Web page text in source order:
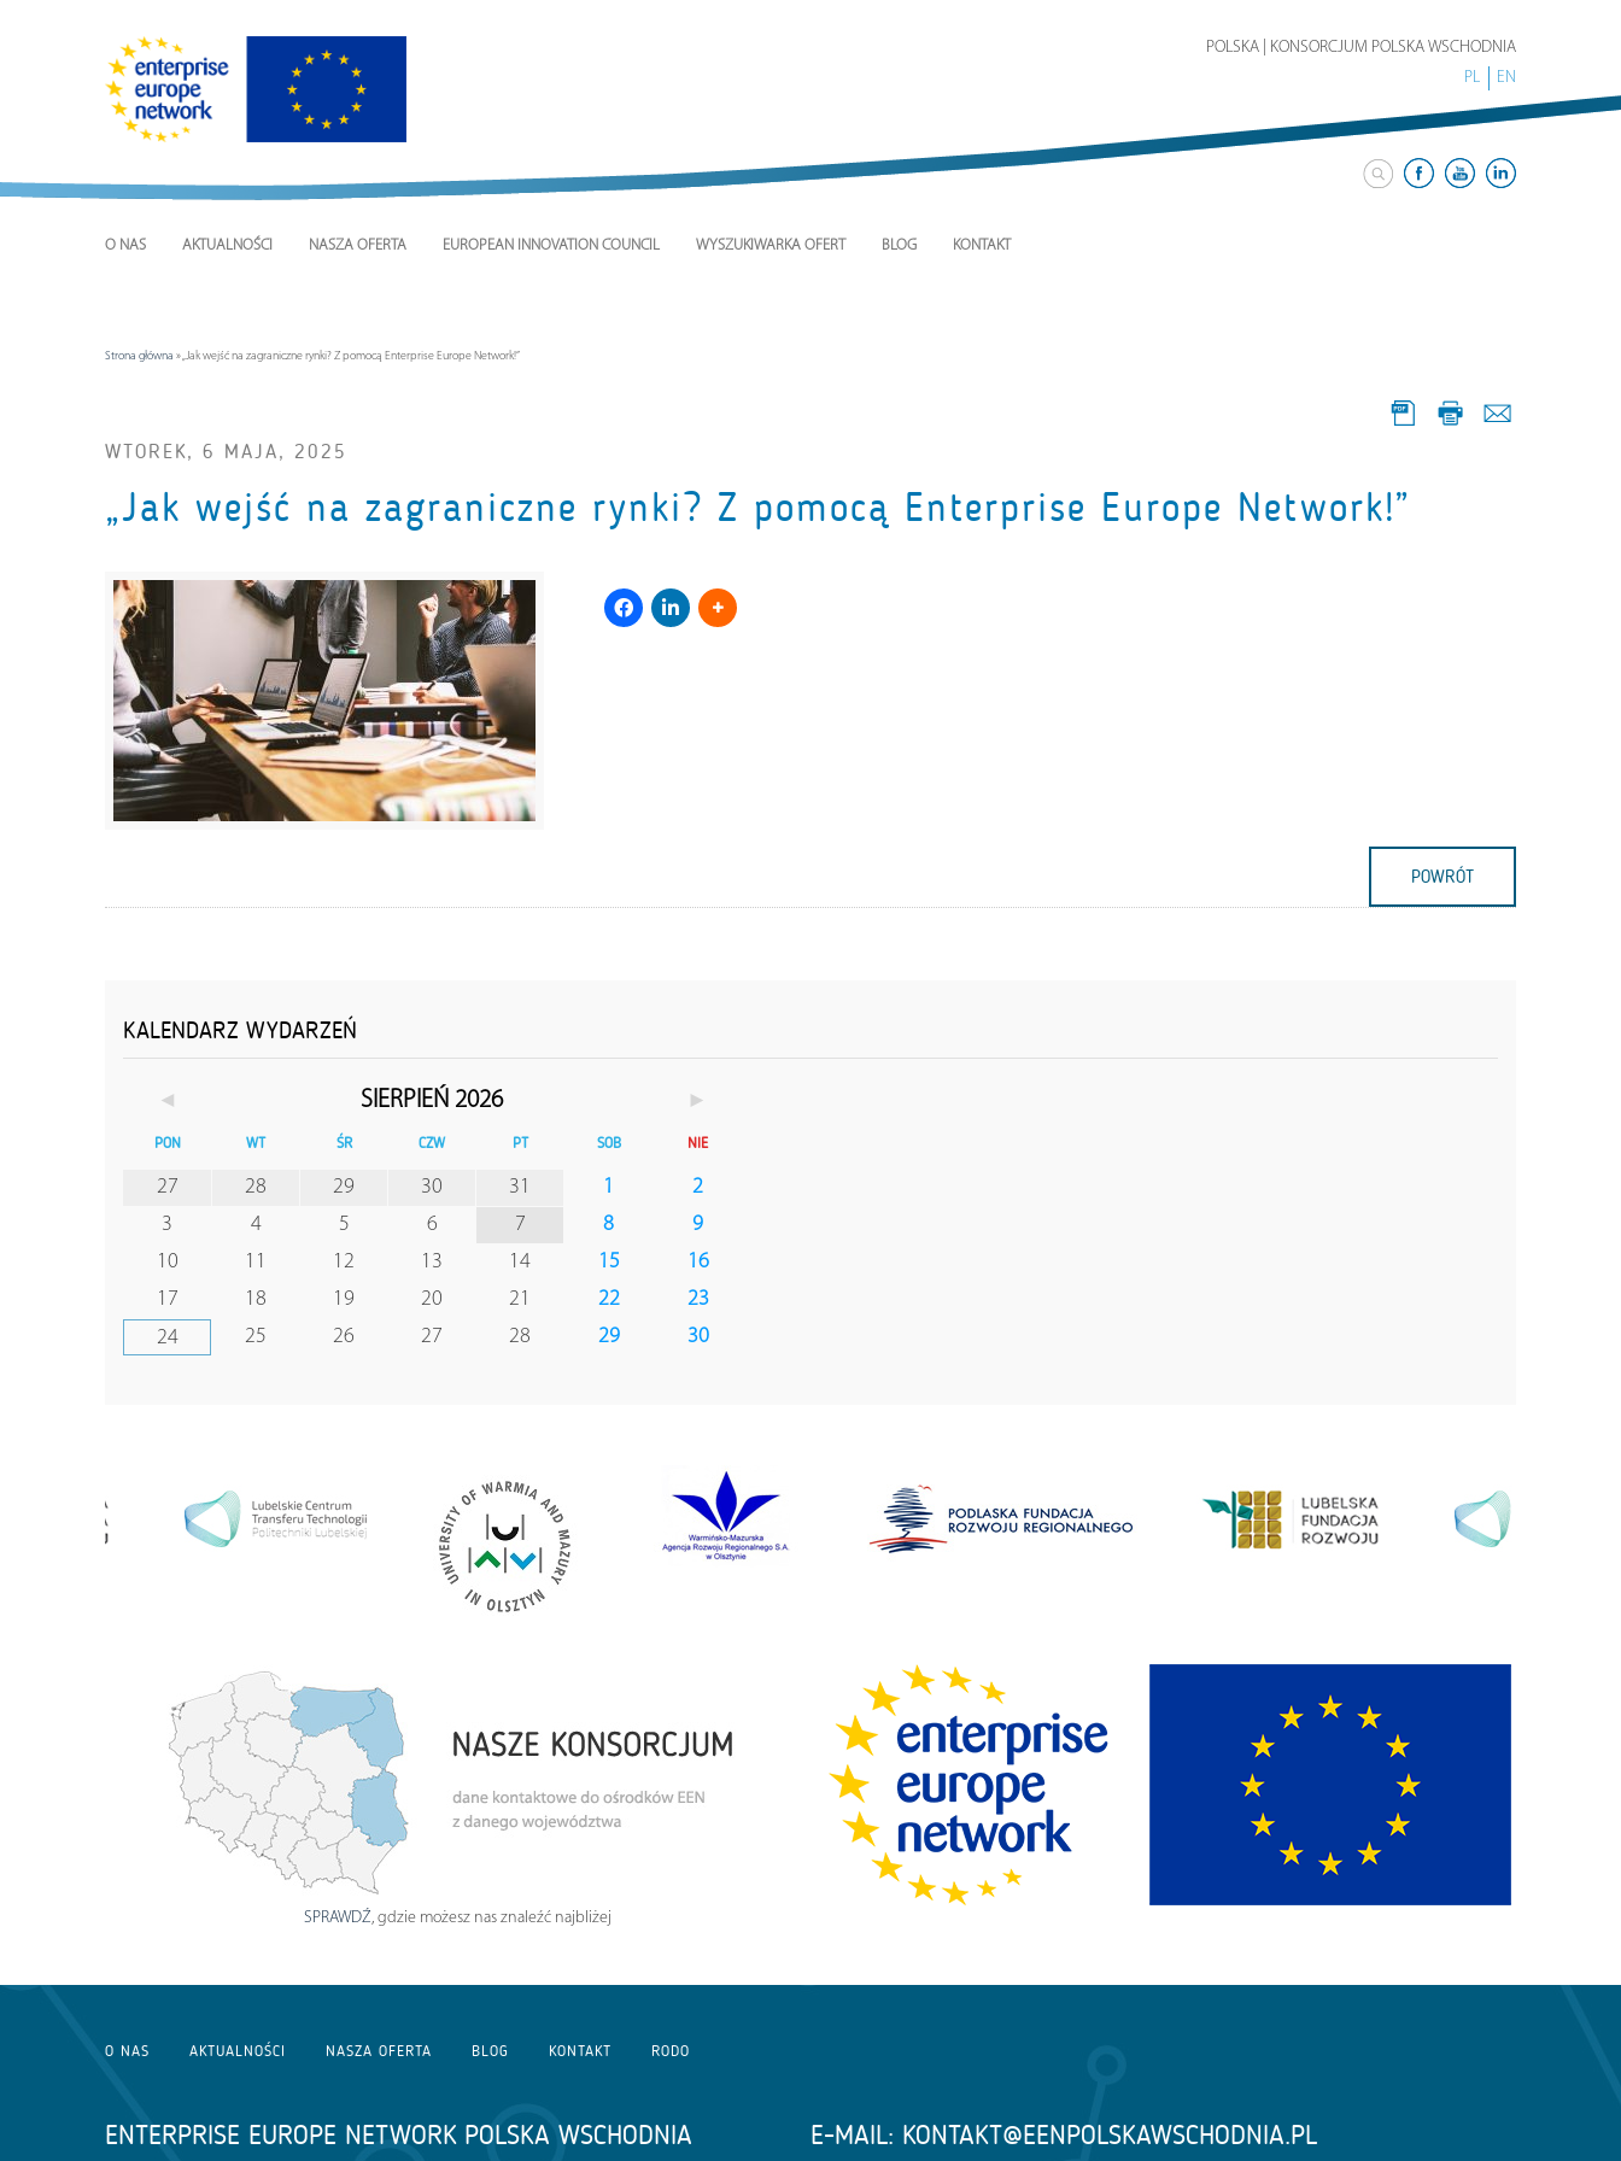
POLSKA | KONSORCJUM POLSKA WSCHODNIA
PL
EN
O NAS AKTUALNOŚCI NASZA OFERTA EUROPEAN INNOVATION COUNCIL WYSZUKIWARKA OFERT BLOG KONTAKT
Strona główna »„Jak wejść na zagraniczne rynki? Z pomocą Enterprise Europe Network!”
WTOREK, 6 MAJA, 2025
„Jak wejść na zagraniczne rynki? Z pomocą Enterprise Europe Network!”
POWRÓT
KALENDARZ WYDARZEŃ
◄ SIERPIEŃ 2026 ►
PON WT ŚR CZW PT SOB NIE
27 28 29 30 31 1
2
3
4 5 6 7 8
9
10
11 12 13 14 15
16
17
18 19 20 21 22
23
24
25 26 27 28 29 30
SPRAWDŹ, gdzie możesz nas znaleźć najbliżej
O NAS AKTUALNOŚCI NASZA OFERTA BLOG KONTAKT RODO
ENTERPRISE EUROPE NETWORK POLSKA WSCHODNIA E-MAIL: KONTAKT@EENPOLSKAWSCHODNIA.PL